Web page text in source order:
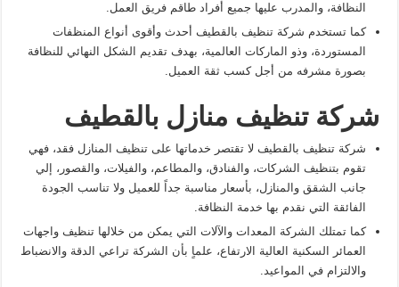
النظافة، والمدرب عليها جميع أفراد طاقم فريق العمل.
كما تستخدم شركة تنظيف بالقطيف أحدث وأقوى أنواع المنظفات
المستوردة، وذو الماركات العالمية، بهدف تقديم الشكل النهائي للنظافة
بصورة مشرفه من أجل كسب ثقة العميل.
شركة تنظيف منازل بالقطيف
شركة تنظيف بالقطيف لا تقتصر خدماتها على تنظيف المنازل فقد، فهي
تقوم بتنظيف الشركات، والفنادق، والمطاعم، والفيلات، والقصور، إلي
جانب الشقق والمنازل، بأسعار مناسبة جداً للعميل ولا تناسب الجودة
الفائقة التي نقدم بها خدمة النظافة.
كما تمتلك الشركة المعدات والآلات التي يمكن من خلالها تنظيف واجهات
العمائر السكنية العالية الارتفاع، علماٍ بأن الشركة تراعي الدقة والانضباط
والالتزام في المواعيد.